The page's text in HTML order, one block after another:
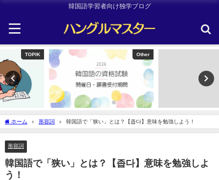
韓国語学習者向け独学ブログ
ホーム 形容詞 韓国語で「狭い」とは？【좁다】意味を勉強しよう！
形容詞
韓国語で「狭い」とは？【좁다】意味を勉強しよ
う！